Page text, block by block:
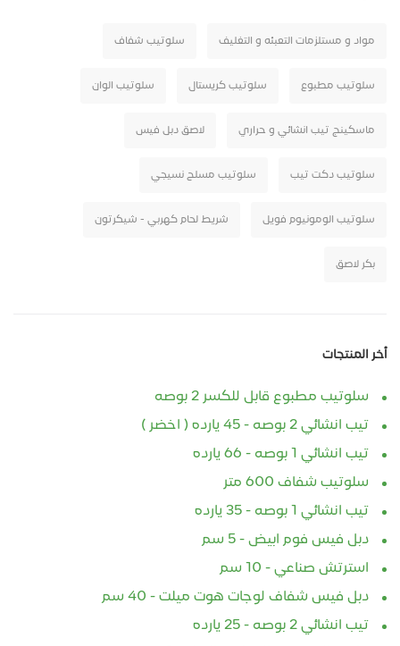
مواد و مستلزمات التعبئه و التغليف سلوتيب شفاف
سلوتيب مطبوع سلوتيب كريستال سلوتيب الوان
ماسكينج تيب انشائي و حراري لاصق دبل فيس
سلوتيب دكت تيب سلوتيب مسلح نسيجي
سلوتيب الومونيوم فويل شريط لحام كهربي - شيكرتون
بكر لاصق
أخر المنتجات
سلوتيب مطبوع قابل للكسر 2 بوصه
تيب انشائي 2 بوصه - 45 يارده ( اخضر )
تيب انشائي 1 بوصه - 66 يارده
سلوتيب شفاف 600 متر
تيب انشائي 1 بوصه - 35 يارده
دبل فيس فوم ابيض - 5 سم
استرتش صناعي - 10 سم
دبل فيس شفاف لوجات هوت ميلت - 40 سم
تيب انشائي 2 بوصه - 25 يارده